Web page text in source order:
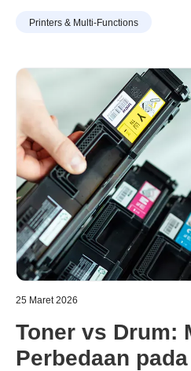
membantu Anda mencetak
Printers & Multi-Functions
25 Maret 2026
Toner vs Drum:
Perbedaan